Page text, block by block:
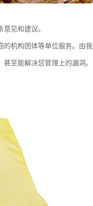
见和建议。
机构团体等单位服务。由
至能解决您管理上的漏洞。